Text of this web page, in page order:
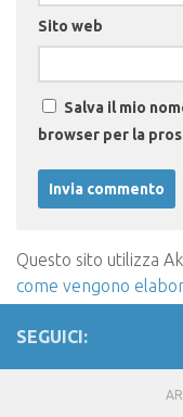
Sito web
Salva il mio
browser per la
Questo sito utilizza
come vengono
SEGUICI: